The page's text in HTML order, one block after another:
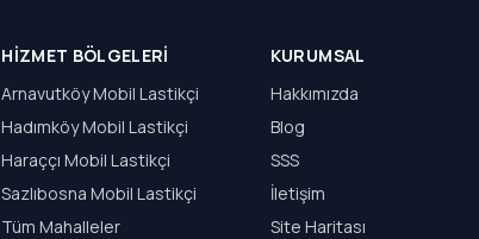
HIZMET BÖLGELERI
Arnavutköy Mobil Lastikçi
Hadımköy Mobil Lastikçi
Haraççı Mobil Lastikçi
Sazlıbosna Mobil Lastikçi
Tüm Mahalleler
KURUMSAL
Hakkımızda
Blog
SSS
İletişim
Site Haritası